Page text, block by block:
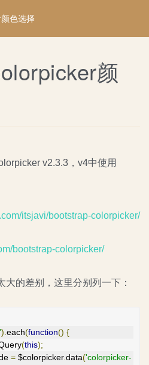
色选择
颜
v2.3.3，v4中使用
itsjavi/bootstrap-colorpicker/
bootstrap-colorpicker/
的差别，这里分别列一下：
).each(function() {
(this);
= $colorpicker.data('colorpicker-